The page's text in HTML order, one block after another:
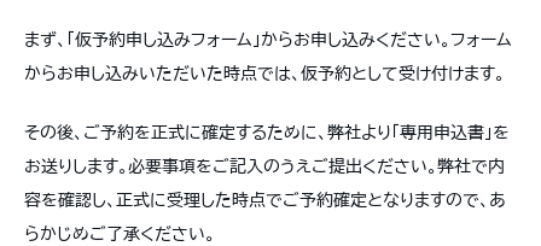
まず、「仮予約申し込みフォーム」からお申し込みください。フォーム
からお申し込みいただいた時点では、仮予約として受け付けます。
その後、ご予約を正式に確定するために、弊社より「専用申込書」を
お送りします。必要事項をご記入のうえご提出ください。弊社で内
容を確認し、正式に受理した時点でご予約確定となりますので、あ
らかじめご了承ください。